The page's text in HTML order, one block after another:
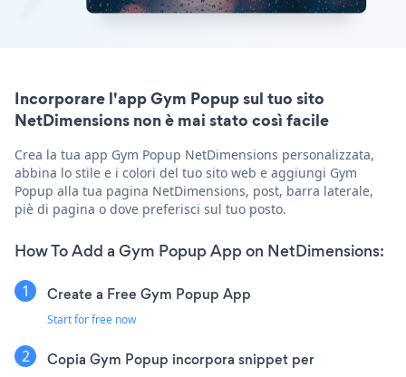
Incorporare l'app Gym Popup sul tuo sito
NetDimensions non è mai stato così facile
Crea la tua app Gym Popup NetDimensions personalizzata,
abbina lo stile e i colori del tuo sito web e aggiungi Gym
Popup alla tua pagina NetDimensions, post, barra laterale,
piè di pagina o dove preferisci sul tuo posto.
How To Add a Gym Popup App on NetDimensions:
Create a Free Gym Popup App
Start for free now
Copia Gym Popup incorpora snippet per